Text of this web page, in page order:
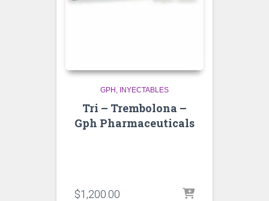
GPH INYECTABLES
Tri – Trembolona –
Gph Pharmaceuticals
$1,200.00